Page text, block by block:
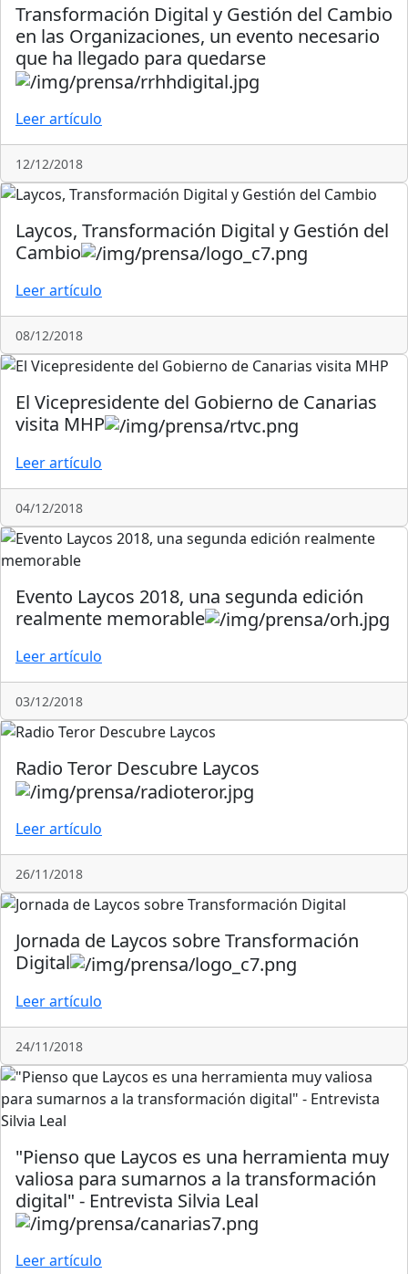
Transformación Digital y Gestión del Cambio
en las Organizaciones, un evento necesario
que ha llegado para quedarse
Leer artículo
12/12/2018
Laycos, Transformación Digital y Gestión del
Cambio
Leer artículo
08/12/2018
El Vicepresidente del Gobierno de Canarias
visita MHP
Leer artículo
04/12/2018
Evento Laycos 2018, una segunda edición
realmente memorable
Leer artículo
03/12/2018
Radio Teror Descubre Laycos
Leer artículo
26/11/2018
Jornada de Laycos sobre Transformación
Digital
Leer artículo
24/11/2018
"Pienso que Laycos es una herramienta muy
valiosa para sumarnos a la transformación
digital" - Entrevista Silvia Leal
Leer artículo